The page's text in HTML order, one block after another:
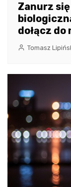
Zanurz
dołącz
Tomasz